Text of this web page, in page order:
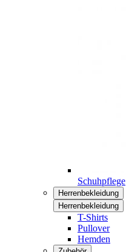
Schuhpflege
Herrenbekleidung
Herrenbekleidung
T-Shirts
Pullover
Hemden